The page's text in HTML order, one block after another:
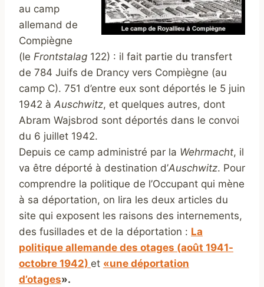
au camp
allemand de
Compiègne
(le Frontstalag 122) : il fait partie du transfert
de 784 Juifs de Drancy vers Compiègne (au
camp C). 751 d’entre eux sont déportés le 5 juin
1942 à Auschwitz, et quelques autres, dont
Abram Wajsbrod sont déportés dans le convoi
du 6 juillet 1942.
Depuis ce camp administré par la Wehrmacht, il
va être déporté à destination d’Auschwitz. Pour
comprendre la politique de l’Occupant qui mène
à sa déportation, on lira les deux articles du
site qui exposent les raisons des internements,
des fusillades et de la déportation : La
politique allemande des otages (août 1941-
octobre 1942) et «une déportation
d’otages».